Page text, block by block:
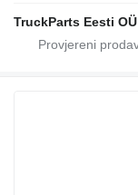
TruckParts Eesti OÜ